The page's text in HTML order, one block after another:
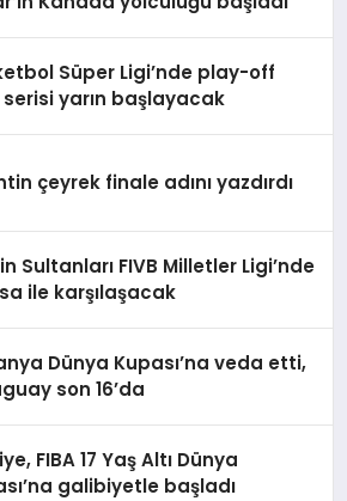
Süper Ligi’nde play-off
yarın başlayacak
çeyrek finale adını yazdırdı
Sultanları FIVB Milletler Ligi’nde
ile karşılaşacak
Dünya Kupası’na veda etti,
son 16’da
FIBA 17 Yaş Altı Dünya
galibiyetle başladı